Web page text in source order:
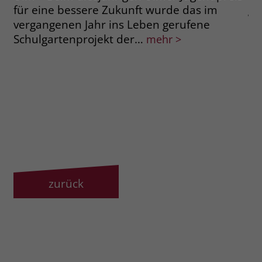
für eine bessere Zukunft wurde das im
vergangenen Jahr ins Leben gerufene
Schulgartenprojekt der… mehr >
zurück